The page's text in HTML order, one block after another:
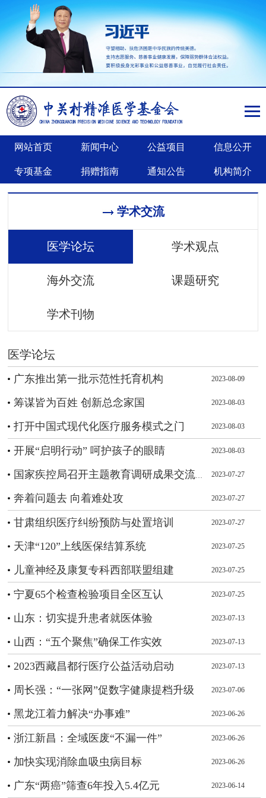
网站首页 新闻中心 公益项目 信息公开
专项基金 捐赠指南 通知公告 机构简介
学术交流
医学论坛 学术观点
海外交流 课题研究
学术刊物
医学论坛
广东推出第一批示范性托育机构 2023-08-09
筹谋皆为百姓 创新总念家国 2023-08-03
打开中国式现代化医疗服务模式之门 2023-08-03
开展“启明行动” 呵护孩子的眼睛 2023-08-03
国家疾控局召开主题教育调研成果交流
会
2023-07-27
奔着问题去 向着难处攻 2023-07-27
甘肃组织医疗纠纷预防与处置培训 2023-07-27
天津“120”上线医保结算系统 2023-07-25
儿童神经及康复专科西部联盟组建 2023-07-25
宁夏65个检查检验项目全区互认 2023-07-25
山东：切实提升患者就医体验 2023-07-13
山西：“五个聚焦”确保工作实效 2023-07-13
2023西藏昌都行医疗公益活动启动 2023-07-13
周长强：“一张网”促数字健康提档升级 2023-07-06
黑龙江着力解决“办事难” 2023-06-26
浙江新昌：全域医废“不漏一件” 2023-06-26
加快实现消除血吸虫病目标 2023-06-26
广东“两癌”筛查6年投入5.4亿元 2023-06-14